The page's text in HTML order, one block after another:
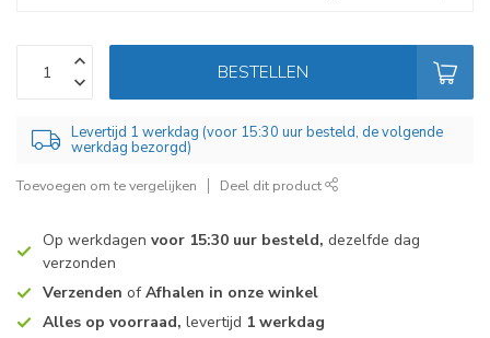
BESTELLEN
Levertijd 1 werkdag (voor 15:30 uur besteld, de volgende
werkdag bezorgd)
Toevoegen om te vergelijken Deel dit product
Op werkdagen voor 15:30 uur besteld, dezelfde dag
verzonden
Verzenden ofAfhalen in onze winkel
Alles op voorraad, levertijd 1 werkdag